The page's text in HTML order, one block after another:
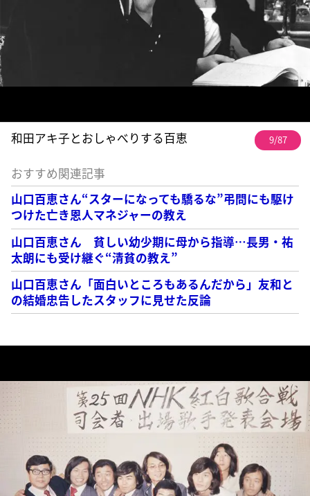
和田アキ子とおしゃべりする百恵 9/87
おすすめ関連記事
山口百恵さん“スターになっても驕るな”弔問にも駆け
つけた亡き恩人マネジャーの教え
山口百恵さん 貧しい幼少期に母から指導…長男・祐
太朗にも受け継ぐ“清貧の教え”
山口百恵さん「面白いところもあるんだから」友和と
の結婚忠告したスタッフに見せた反論